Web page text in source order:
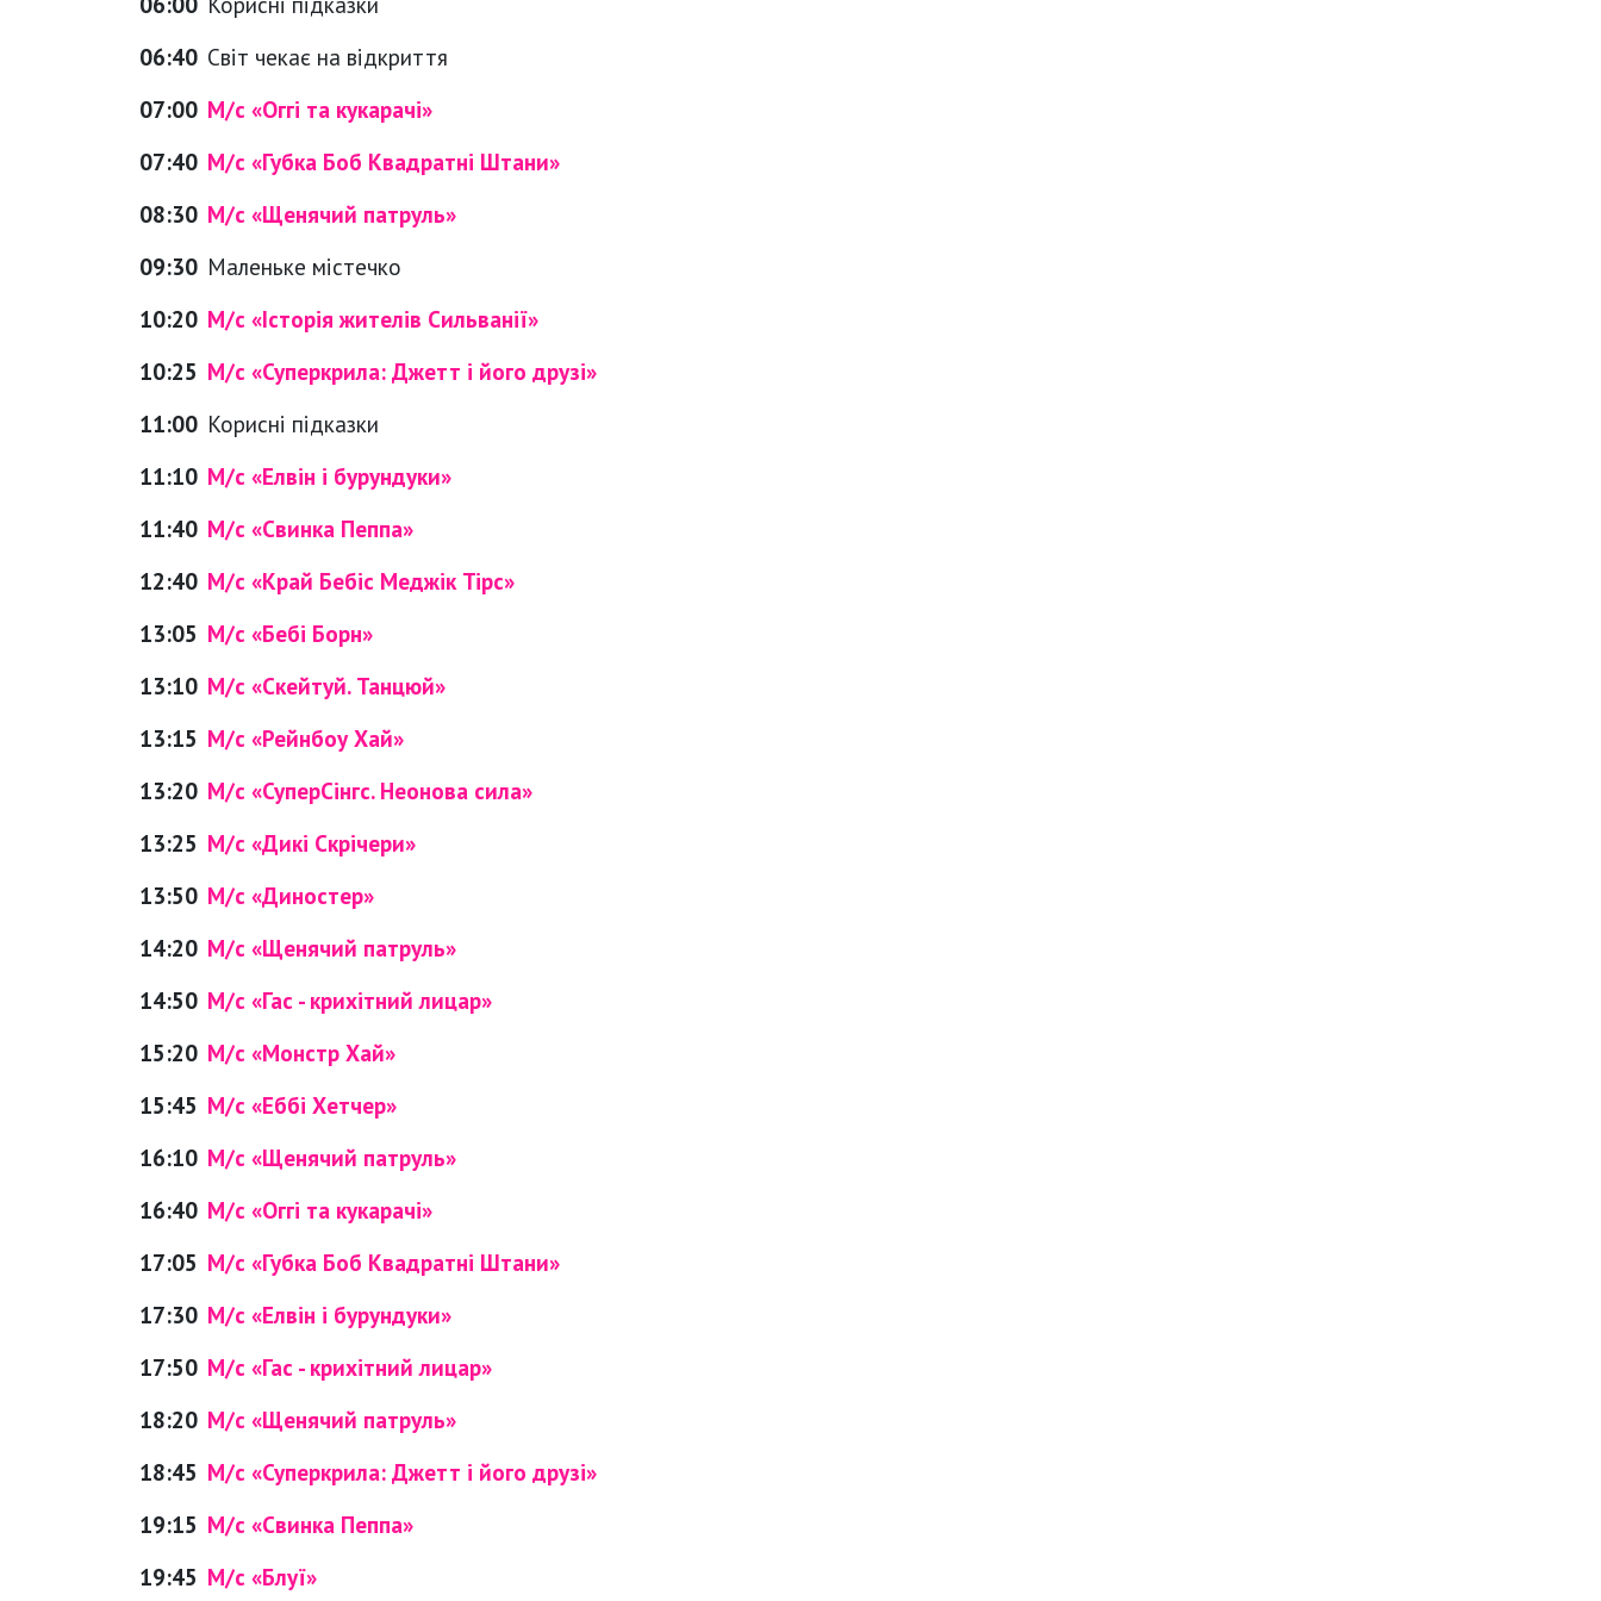
06:40 Світ чекає на відкриття
07:00 М/с «Оггі та кукарачі»
07:40 М/с «Губка Боб Квадратні Штани»
08:30 М/с «Щенячий патруль»
09:30 Маленьке містечко
10:20 М/с «Історія жителів Сильванії»
10:25 М/с «Суперкрила: Джетт і його друзі»
11:00 Корисні підказки
11:10 М/с «Елвін і бурундуки»
11:40 М/с «Свинка Пеппа»
12:40 М/с «Край Бебіс Меджік Тірс»
13:05 М/с «Бебі Борн»
13:10 М/с «Скейтуй. Танцюй»
13:15 М/с «Рейнбоу Хай»
13:20 М/с «СуперСінгс. Неонова сила»
13:25 М/с «Дикі Скрічери»
13:50 М/с «Диностер»
14:20 М/с «Щенячий патруль»
14:50 М/с «Гас - крихітний лицар»
15:20 М/с «Монстр Хай»
15:45 М/с «Еббі Хетчер»
16:10 М/с «Щенячий патруль»
16:40 М/с «Оггі та кукарачі»
17:05 М/с «Губка Боб Квадратні Штани»
17:30 М/с «Елвін і бурундуки»
17:50 М/с «Гас - крихітний лицар»
18:20 М/с «Щенячий патруль»
18:45 М/с «Суперкрила: Джетт і його друзі»
19:15 М/с «Свинка Пеппа»
19:45 М/с «Блуї»